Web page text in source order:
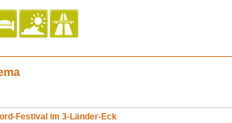
Festival im 3-Länder-Eck